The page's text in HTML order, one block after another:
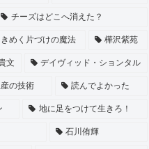
チーズはどこへ消えた？
めく片づけの魔法 樺沢紫苑
文 デイヴィッド・ションタル
の技術 読んでよかった
地に足をつけて生きろ！
石川侑輝